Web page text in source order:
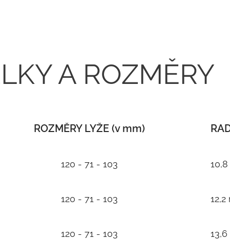
A ROZMĚRY
ROZMĚRY LYŽE (v mm)
120 - 71 - 103
120 - 71 - 103
120 - 71 - 103